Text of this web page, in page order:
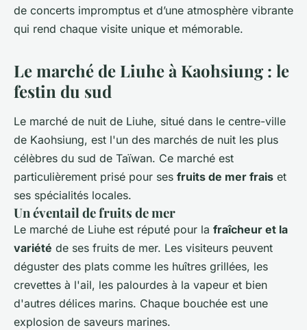
de concerts impromptus et d’une atmosphère vibrante
qui rend chaque visite unique et mémorable.
Le marché de Liuhe à Kaohsiung : le
festin du sud
Le marché de nuit de Liuhe, situé dans le centre-ville
de Kaohsiung, est l'un des marchés de nuit les plus
célèbres du sud de Taïwan. Ce marché est
particulièrement prisé pour ses fruits de mer frais et
ses spécialités locales.
Un éventail de fruits de mer
Le marché de Liuhe est réputé pour la fraîcheur et la
variété de ses fruits de mer. Les visiteurs peuvent
déguster des plats comme les huîtres grillées, les
crevettes à l'ail, les palourdes à la vapeur et bien
d'autres délices marins. Chaque bouchée est une
explosion de saveurs marines.